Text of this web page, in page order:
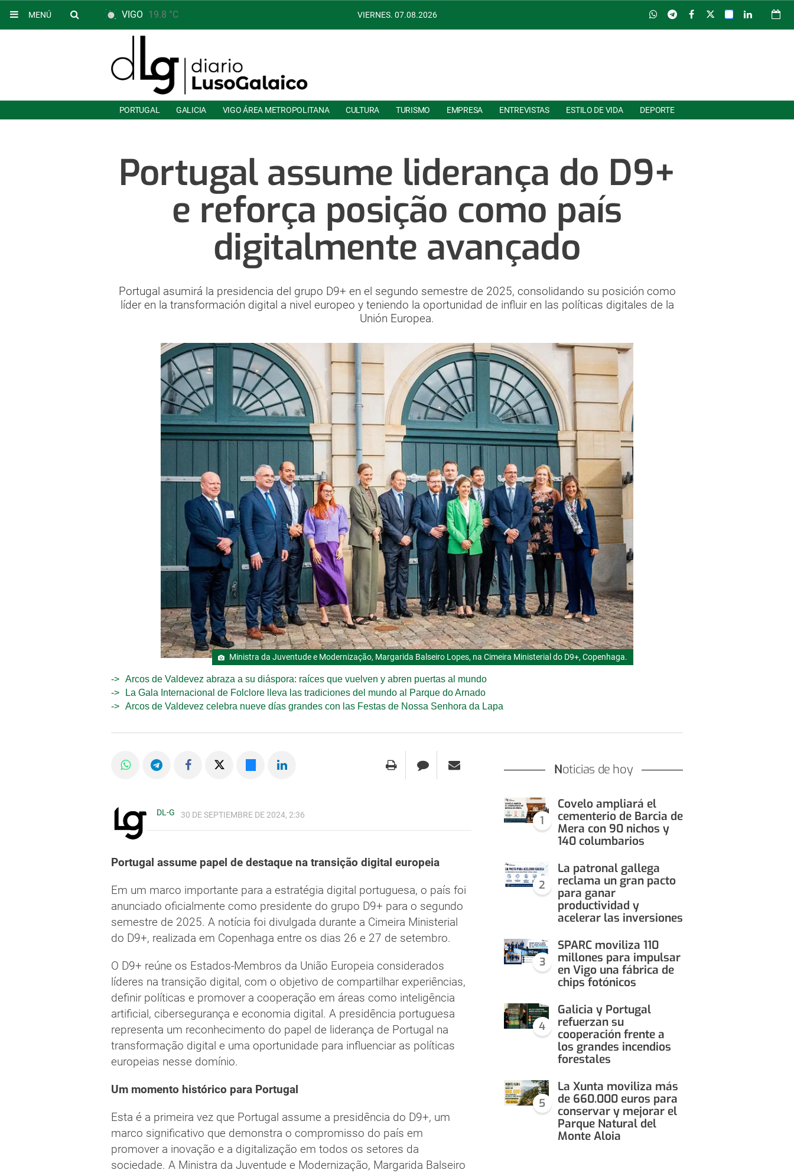
MENÚ VIGO 19.8 °C VIERNES. 07.08.2026
PORTUGAL GALICIA VIGO ÁREA METROPOLITANA CULTURA TURISMO EMPRESA ENTREVISTAS ESTILO DE VIDA DEPORTE
Portugal assume liderança do D9+
e reforça posição como país
digitalmente avançado
Portugal asumirá la presidencia del grupo D9+ en el segundo semestre de 2025, consolidando su posición como
líder en la transformación digital a nivel europeo y teniendo la oportunidad de influir en las políticas digitales de la
Unión Europea.
Ministra da Juventude e Modernização, Margarida Balseiro Lopes, na Cimeira Ministerial do D9+, Copenhaga.
Arcos de Valdevez abraza a su diáspora: raíces que vuelven y abren puertas al mundo
La Gala Internacional de Folclore lleva las tradiciones del mundo al Parque do Arnado
Arcos de Valdevez celebra nueve días grandes con las Festas de Nossa Senhora da Lapa
DL-G 30 DE SEPTIEMBRE DE 2024, 2:36
Portugal assume papel de destaque na transição digital europeia
Em um marco importante para a estratégia digital portuguesa, o país foi
anunciado oficialmente como presidente do grupo D9+ para o segundo
semestre de 2025. A notícia foi divulgada durante a Cimeira Ministerial
do D9+, realizada em Copenhaga entre os dias 26 e 27 de setembro.
O D9+ reúne os Estados-Membros da União Europeia considerados
líderes na transição digital, com o objetivo de compartilhar experiências,
definir políticas e promover a cooperação em áreas como inteligência
artificial, cibersegurança e economia digital. A presidência portuguesa
representa um reconhecimento do papel de liderança de Portugal na
transformação digital e uma oportunidade para influenciar as políticas
europeias nesse domínio.
Um momento histórico para Portugal
Esta é a primeira vez que Portugal assume a presidência do D9+, um
marco significativo que demonstra o compromisso do país em
promover a inovação e a digitalização em todos os setores da
sociedade. A Ministra da Juventude e Modernização, Margarida Balseiro
Noticias de hoy
1
Covelo ampliará el
cementerio de Barcia de
Mera con 90 nichos y
140 columbarios
2
La patronal gallega
reclama un gran pacto
para ganar
productividad y
acelerar las inversiones
3
SPARC moviliza 110
millones para impulsar
en Vigo una fábrica de
chips fotónicos
4
Galicia y Portugal
refuerzan su
cooperación frente a
los grandes incendios
forestales
5
La Xunta moviliza más
de 660.000 euros para
conservar y mejorar el
Parque Natural del
Monte Aloia